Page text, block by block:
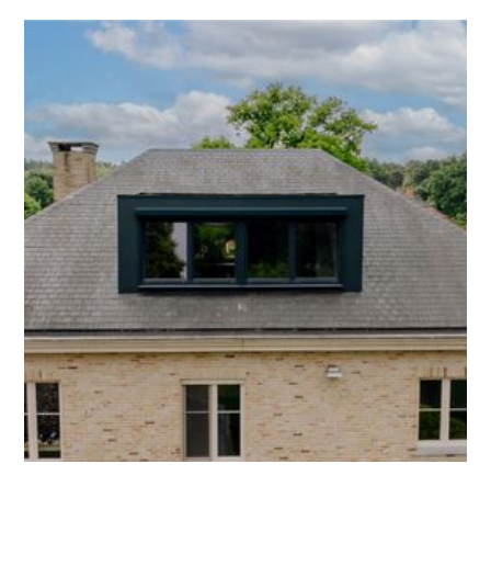
Een dakkapel in één dag: wat wordt er dan juist
geplaatst?
Het klinkt bijna te mooi om waar te zijn: een
nieuwe dakkapel, geplaatst, met ramen en
afgewerkt lan